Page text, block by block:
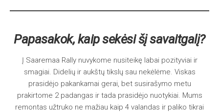
Papasakok, kaip sekėsi šį savaitgalį?
Į Saaremaa Rally nuvykome nusiteikę labai pozityviai ir
smagiai. Didelių ir aukštų tikslų sau nekėlėme. Viskas
prasidėjo pakankamai gerai, bet susirašymo metu
prakirtome 2 padangas ir tada prasidėjo nuotykiai. Mums
remontas užtruko ne mažiau kaip 4 valandas ir paliko tikrai